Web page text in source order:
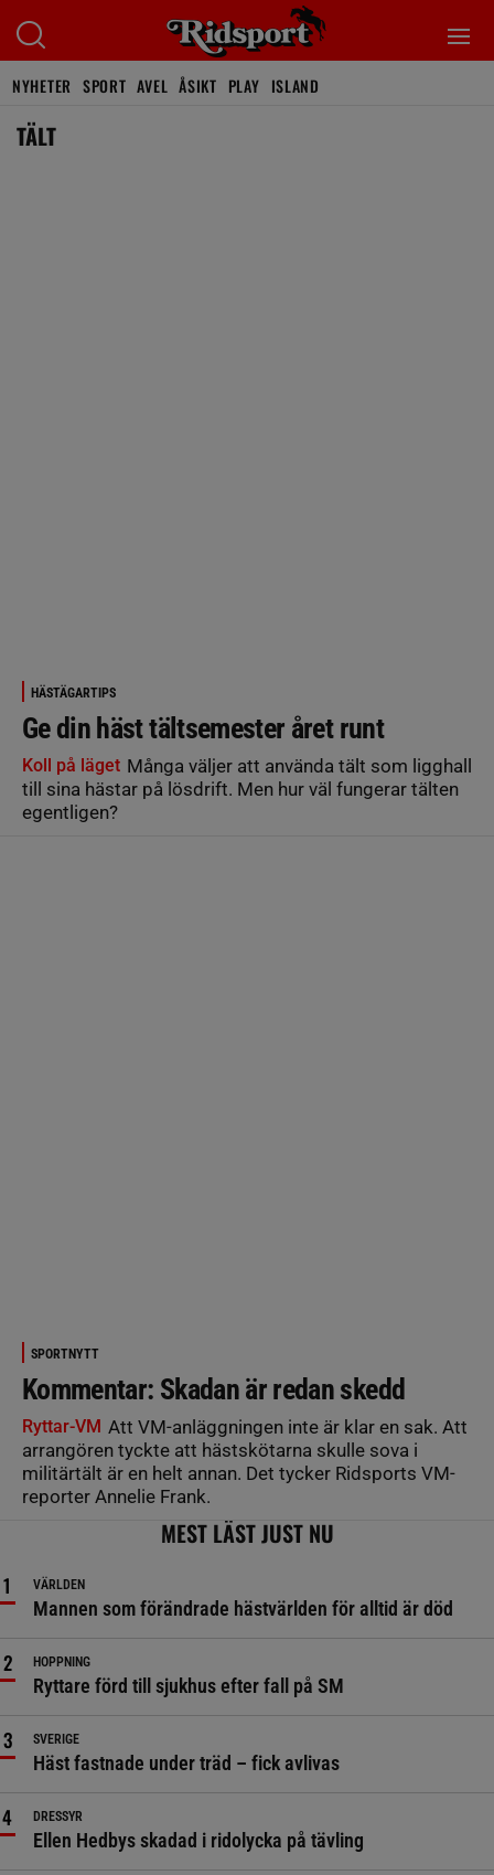
NYHETER SPORT AVEL ÅSIKT PLAY ISLAND
TÄLT
HÄSTÄGARTIPS
Ge din häst tältsemester året runt
Koll på läget Många väljer att använda tält som ligghall
till sina hästar på lösdrift. Men hur väl fungerar tälten
egentligen?
SPORTNYTT
Kommentar: Skadan är redan skedd
Ryttar-VM Att VM-anläggningen inte är klar en sak. Att
arrangören tyckte att hästskötarna skulle sova i
militärtält är en helt annan. Det tycker Ridsports VM-
reporter Annelie Frank.
MEST LÄST JUST NU
VÄRLDEN
Mannen som förändrade hästvärlden för alltid är död
HOPPNING
Ryttare förd till sjukhus efter fall på SM
SVERIGE
Häst fastnade under träd – fick avlivas
DRESSYR
Ellen Hedbys skadad i ridolycka på tävling